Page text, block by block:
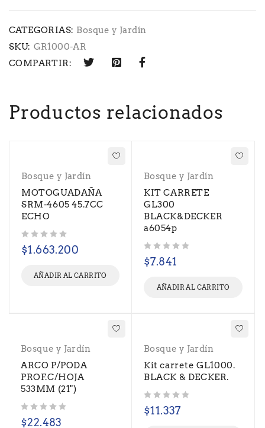
CATEGORIAS: Bosque y Jardín
SKU: GR1000-AR
COMPARTIR:
Productos relacionados
Bosque y Jardín
MOTOGUADAÑA
SRM-4605 45.7CC
ECHO
$1.663.200
AÑADIR AL CARRITO
Bosque y Jardín
KIT CARRETE
GL300
BLACK&DECKER
a6054p
$7.841
AÑADIR AL CARRITO
Bosque y Jardín
ARCO P/PODA
PROF.C/HOJA
533MM (21")
$22.483
Bosque y Jardín
Kit carrete GL1000.
BLACK & DECKER.
$11.337